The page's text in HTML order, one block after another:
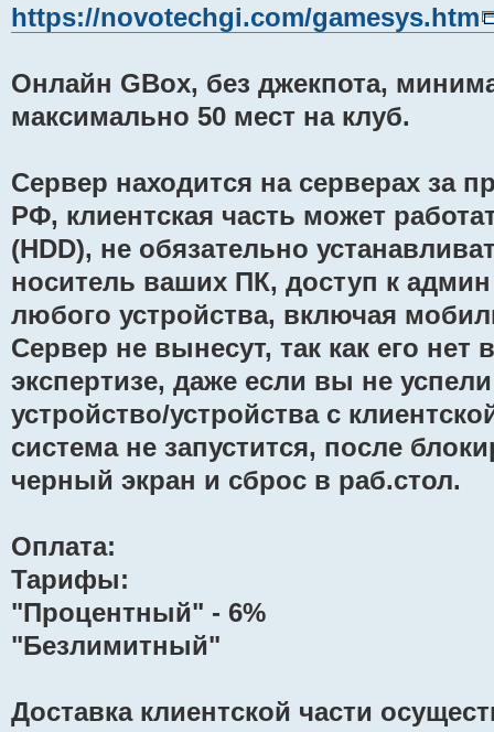
https://novotechgi.com/gamesys.htm
Онлайн GBox, без джекпота,
максимально 50 мест на клуб.
Сервер находится на серверах за
РФ, клиентская часть может
(HDD), не обязательно
носитель ваших ПК, доступ к
любого устройства, включая
Сервер не вынесут, так как его
экспертизе, даже если вы не
устройство/устройства с
система не запустится, после
черный экран и сброс в раб.стол.
Оплата:
Тарифы:
"Процентный" - 6%
"Безлимитный"
Доставка клиентской части